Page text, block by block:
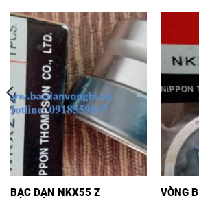
BẠC ĐẠN NKX55 Z VÒNG